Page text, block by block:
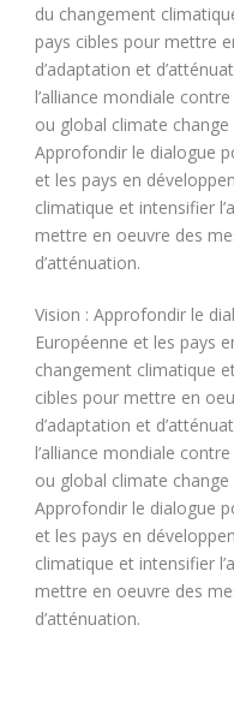
du changement
pays cibles pour mettre
d’adaptation et
l’alliance mondiale
ou global climate change
Approfondir le dialogue
et les pays en
climatique et intensifier
mettre en oeuvre des
d’atténuation.
Vision : Approfondir le
Européenne et les pays
changement climatique
cibles pour mettre en
d’adaptation et
l’alliance mondiale
ou global climate change
Approfondir le dialogue
et les pays en
climatique et intensifier
mettre en oeuvre des
d’atténuation.